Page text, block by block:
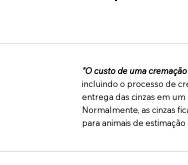
"O custo de uma
incluindo o processo de
entrega das cinzas em
Normalmente, as cinzas
para animais de estimação